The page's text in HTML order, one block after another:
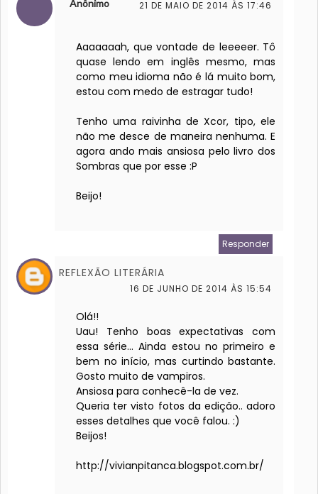
Anônimo 21 DE MAIO DE 2014 ÀS 17:46
Aaaaaaah, que vontade de leeeeer. Tô
quase lendo em inglês mesmo, mas
como meu idioma não é lá muito bom,
estou com medo de estragar tudo!
Tenho uma raivinha de Xcor, tipo, ele
não me desce de maneira nenhuma. E
agora ando mais ansiosa pelo livro dos
Sombras que por esse :P
Beijo!
Responder
REFLEXÃO LITERÁRIA
16 DE JUNHO DE 2014 ÀS 15:54
Olá!!
Uau! Tenho boas expectativas com
essa série... Ainda estou no primeiro e
bem no início, mas curtindo bastante.
Gosto muito de vampiros.
Ansiosa para conhecê-la de vez.
Queria ter visto fotos da edição.. adoro
esses detalhes que você falou. :)
Beijos!
http://vivianpitanca.blogspot.com.br/